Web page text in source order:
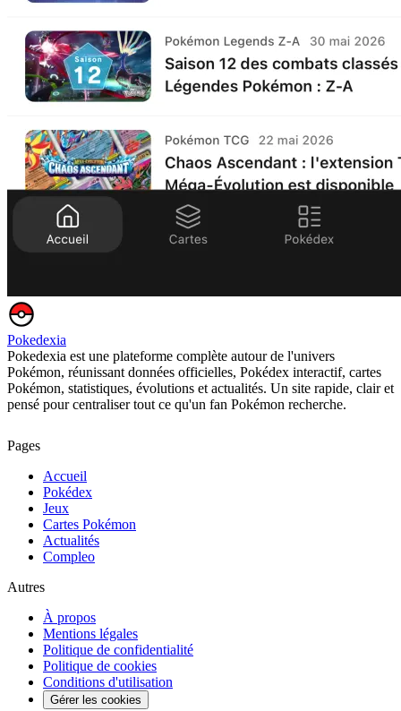
Pokedexia
Pokedexia est une plateforme complète autour de l'univers
Pokémon, réunissant données officielles, Pokédex interactif, cartes
Pokémon, statistiques, évolutions et actualités. Un site rapide, clair et
pensé pour centraliser tout ce qu'un fan Pokémon recherche.
Pages
Accueil
Pokédex
Jeux
Cartes Pokémon
Actualités
Compleo
Autres
À propos
Mentions légales
Politique de confidentialité
Politique de cookies
Conditions d'utilisation
Gérer les cookies